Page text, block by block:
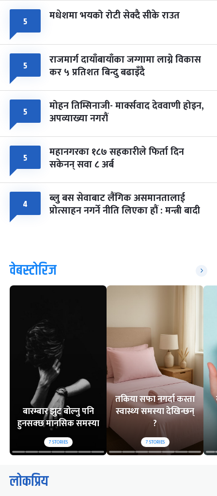
५ मधेशमा भयको रोटी सेक्दै सीके राउत
५ राजमार्ग दायाँबायाँका जग्गामा लाग्ने विकास
कर ५ प्रतिशत बिन्दु बढाइँदै
५ मोहन तिम्सिनाजी- मार्क्सवाद देववाणी होइन,
अपव्याख्या नगरौं
५ महानगरका १८७ सहकारीले फिर्ता दिन
सकेनन् सवा ८ अर्ब
४ ब्लु बस सेवाबाट लैंगिक असमानतालाई
प्रोत्साहन नगर्ने नीति लिएका हौं : मन्त्री बादी
वेबस्टोरिज
बारम्बार झुट बोल्नु पनि
हुनसक्छ मानसिक समस्या
7STORIES
तकिया सफा नगर्दा कस्ता
स्वास्थ्य समस्या देखिन्छन्
?
7STORIES
लोकप्रिय